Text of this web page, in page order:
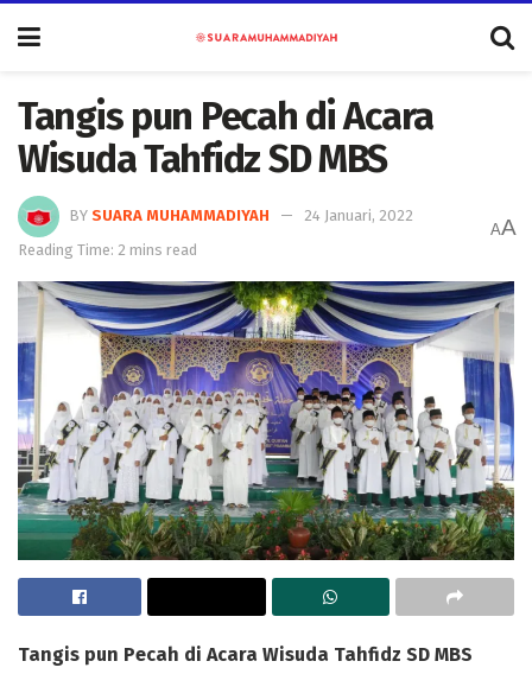
Tangis pun Pecah di Acara
Wisuda Tahfidz SD MBS
BY SUARA MUHAMMADIYAH
24 Januari, 2022
Reading Time: 2 mins read
AA
Tangis pun Pecah di Acara Wisuda Tahfidz SD MBS